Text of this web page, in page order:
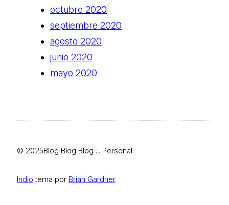
octubre 2020
septiembre 2020
agosto 2020
junio 2020
mayo 2020
© 2025Blog Blog Blog .:. Personal·
Indio tema por Brian Gardner